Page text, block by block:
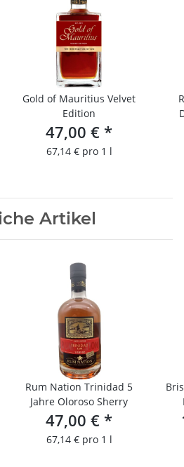
Gold of Mauritius Velvet
Edition
47,00 € *
67,14 € pro 1 l
Artikel
Rum Nation Trinidad 5
Jahre Oloroso Sherry
47,00 € *
67,14 € pro 1 l